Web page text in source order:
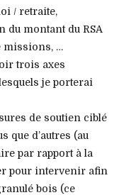
/ retraite,
du montant du RSA
missions, …
trois axes
je porterai
de soutien ciblé
que d’autres (au
par rapport à la
pour intervenir afin
bois (ce